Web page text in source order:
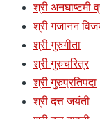
श्री अनघाष्टमी
श्री गजानन
श्री गुरुगीता
श्री गुरुचरित्र
श्री गुरुप्रतिपदा
श्री दत्त जयंती